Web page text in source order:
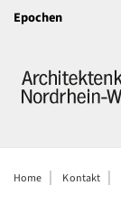
Epochen
Home Kontakt